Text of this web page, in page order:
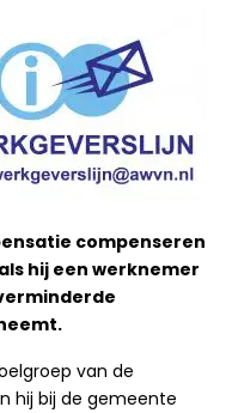
compenseren
hij een werknemer
van de
hij bij de gemeente